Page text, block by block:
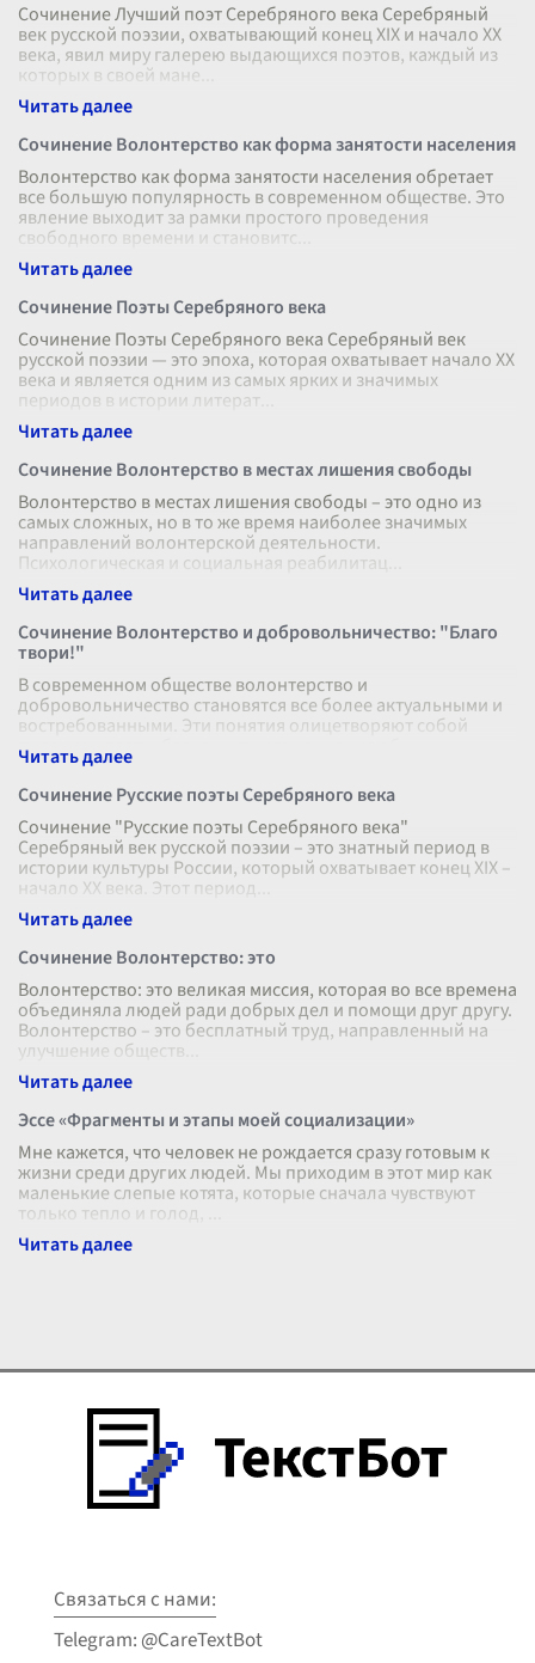
Сочинение Лучший поэт Серебряного века Серебряный
век русской поэзии, охватывающий конец XIX и начало XX
века, явил миру галерею выдающихся поэтов, каждый из
которых в своей мане
Сочинение Волонтерство как форма занятости населения
Волонтерство как форма занятости населения обретает
все большую популярность в современном обществе. Это
явление выходит за рамки простого проведения
свободного времени и становитс
Сочинение Поэты Серебряного века
Сочинение Поэты Серебряного века Серебряный век
русской поэзии — это эпоха, которая охватывает начало XX
века и является одним из самых ярких и значимых
периодов в истории литерат
Сочинение Волонтерство в местах лишения свободы
Волонтерство в местах лишения свободы – это одно из
самых сложных, но в то же время наиболее значимых
направлений волонтерской деятельности.
Психологическая и социальная реабилитац
Сочинение Волонтерство и добровольничество: "Благо
твори!"
В современном обществе волонтерство и
добровольничество становятся все более актуальными и
востребованными. Эти понятия олицетворяют собой
высокие идеалы бескорыстного служения общ
Сочинение Русские поэты Серебряного века
Сочинение "Русские поэты Серебряного века"
Серебряный век русской поэзии – это знатный период в
истории культуры России, который охватывает конец XIX –
начало XX века. Этот период
Сочинение Волонтерство: это
Волонтерство: это великая миссия, которая во все времена
объединяла людей ради добрых дел и помощи друг другу.
Волонтерство – это бесплатный труд, направленный на
улучшение обществ
Эссе «Фрагменты и этапы моей социализации»
Мне кажется, что человек не рождается сразу готовым к
жизни среди других людей. Мы приходим в этот мир как
маленькие слепые котята, которые сначала чувствуют
только тепло и голод,
Связаться с нами:
Telegram: @CareTextBot